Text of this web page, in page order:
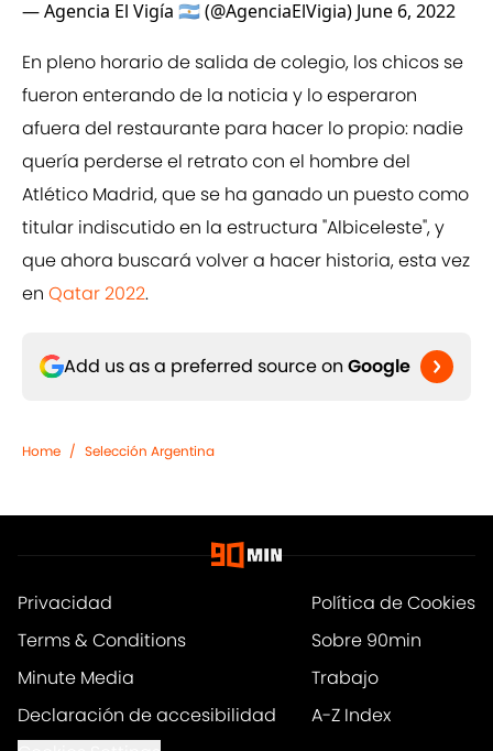
— Agencia El Vigía 🇦🇷 (@AgenciaElVigia) June 6, 2022
En pleno horario de salida de colegio, los chicos se
fueron enterando de la noticia y lo esperaron
afuera del restaurante para hacer lo propio: nadie
quería perderse el retrato con el hombre del
Atlético Madrid, que se ha ganado un puesto como
titular indiscutido en la estructura "Albiceleste", y
que ahora buscará volver a hacer historia, esta vez
en Qatar 2022.
Add us as a preferred source on Google
Home / Selección Argentina
Privacidad
Política de Cookies
Terms & Conditions
Sobre 90min
Minute Media
Trabajo
Declaración de accesibilidad
A-Z Index